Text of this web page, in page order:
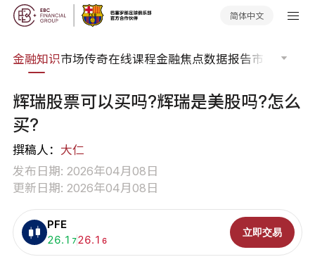
简体中文
金融知识市场传奇在线课程金融焦点数据报告市场分析
辉瑞股票可以买吗?辉瑞是美股吗?怎么
买?
撰稿人： 大仁
发布日期: 2026年04月08日
更新日期: 2026年04月08日
PFE
买入:
26.1 7卖出:
26.1 6
立即交易